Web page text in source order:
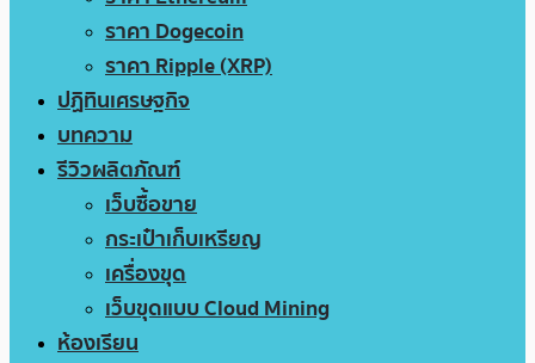
ราคา Dogecoin
ราคา Ripple (XRP)
ปฏิทินเศรษฐกิจ
บทความ
รีวิวผลิตภัณฑ์
เว็บซื้อขาย
กระเป๋าเก็บเหรียญ
เครื่องขุด
เว็บขุดแบบ Cloud Mining
ห้องเรียน